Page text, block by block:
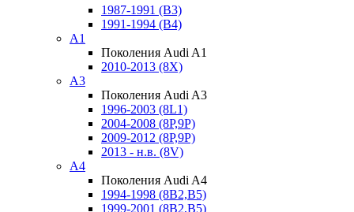
1987-1991 (B3)
1991-1994 (B4)
A1
Поколения Audi A1
2010-2013 (8X)
A3
Поколения Audi A3
1996-2003 (8L1)
2004-2008 (8P,9P)
2009-2012 (8P,9P)
2013 - н.в. (8V)
A4
Поколения Audi A4
1994-1998 (8B2,B5)
1999-2001 (8B2,B5)